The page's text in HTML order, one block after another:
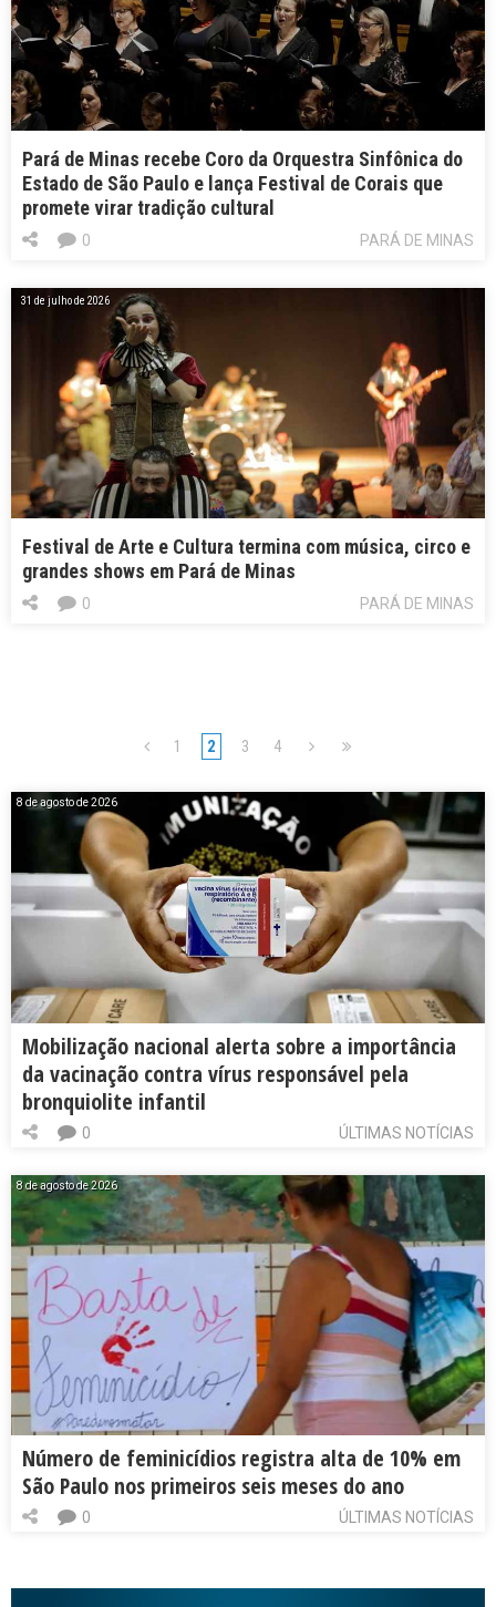
Pará de Minas recebe Coro da Orquestra Sinfônica do
Estado de São Paulo e lança Festival de Corais que
promete virar tradição cultural
PARÁ DE MINAS
0
31 de julho de 2026
Festival de Arte e Cultura termina com música, circo e
grandes shows em Pará de Minas
PARÁ DE MINAS
0
1 2 3 4
8 de agosto de 2026
Mobilização nacional alerta sobre a importância
da vacinação contra vírus responsável pela
bronquiolite infantil
ÚLTIMAS NOTÍCIAS
0
8 de agosto de 2026
Número de feminicídios registra alta de 10% em
São Paulo nos primeiros seis meses do ano
ÚLTIMAS NOTÍCIAS
0